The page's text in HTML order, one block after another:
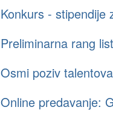
Konkurs - stipendije
Preliminarna rang
Osmi poziv
Online predavanje: